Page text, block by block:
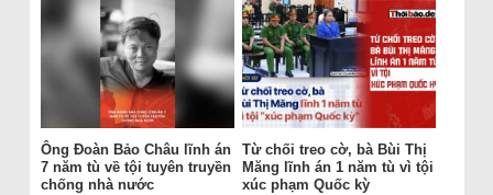
Ông Đoàn Bảo Châu lĩnh án
7 năm tù về tội tuyên truyền
chống nhà nước
Từ chối treo cờ, bà Bùi Thị
Măng lĩnh án 1 năm tù vì tội
xúc phạm Quốc kỳ